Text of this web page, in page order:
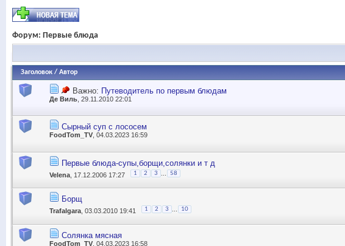
Форум: Первые блюда
Заголовок / Автор
Важно: Путеводитель по первым блюдам
Де Виль , 29.11.2010 22:01
Сырный суп с лососем
FoodTom_TV, 04.03.2023 16:59
Первые блюда-супы,борщи,солянки и т д
Velena , 17.12.2006 17:27 1 2 3 58
Борщ
Trafalgara , 03.03.2010 19:41 1 2 3 10
Солянка мясная
FoodTom_TV , 04.03.2023 16:58